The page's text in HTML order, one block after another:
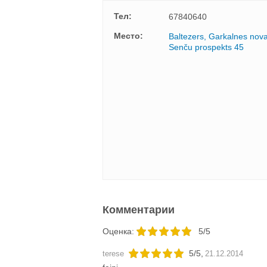
Тел:
67840640
Mесто:
Baltezers, Garkalnes
Senču prospekts 45
Комментарии
Oценка: 5/5
terese 5/5 21.12.2014